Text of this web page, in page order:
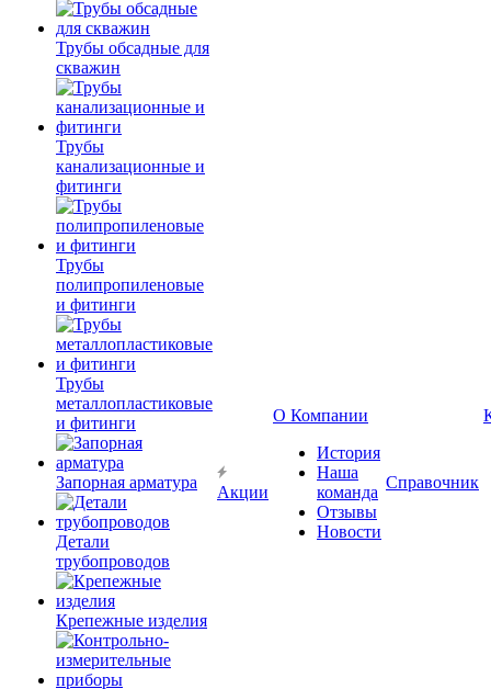
Трубы обсадные для
скважин
Трубы
канализационные и
фитинги
Трубы
полипропиленовые
и фитинги
Трубы
металлопластиковые
и фитинги
Запорная арматура
Детали
трубопроводов
Крепежные изделия
Акции
О Компании
История
Наша
команда
Отзывы
Новости
Справочник